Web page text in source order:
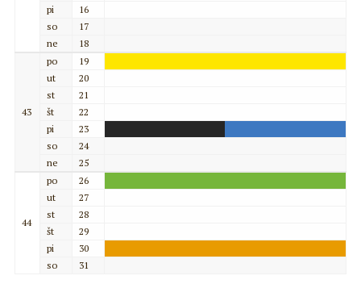
pi
16
so
17
ne
18
43
po
19
ut
20
st
21
št
22
pi
23
so
24
ne
25
44
po
26
ut
27
st
28
št
29
pi
30
so
31